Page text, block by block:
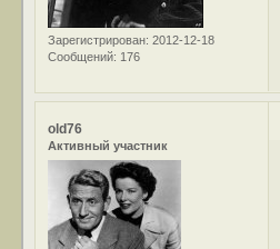
Зарегистрирован: 2012-12-18
Сообщений: 176
old76
Активный участник